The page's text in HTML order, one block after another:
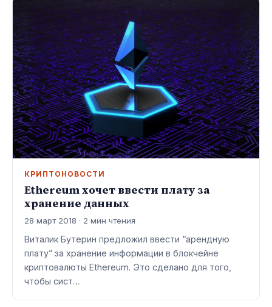
КРИПТОНОВОСТИ
Ethereum хочет ввести плату за
хранение данных
28 март 2018 · 2 мин чтения
Виталик Бутерин предложил ввести “арендную
плату” за хранение информации в блокчейне
криптовалюты Ethereum. Это сделано для того,
чтобы сист…